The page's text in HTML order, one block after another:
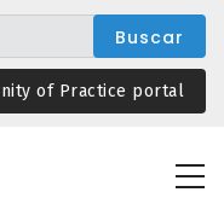
of Practice portal